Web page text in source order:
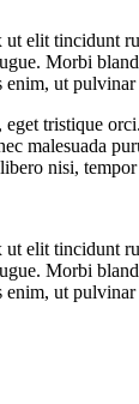
ut elit tincidunt
Morbi
enim, ut
tristique
malesuada
nisi, tempor
ut elit tincidunt
Morbi
enim, ut